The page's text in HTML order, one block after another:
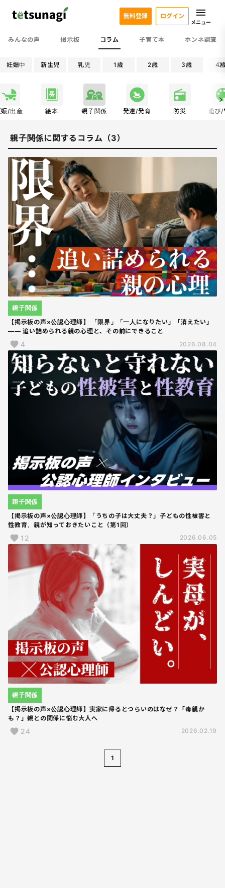
みんなの声 掲示板 コラム 子育て本 ホンネ調査
無料登録 ログイン
メニュー
妊娠中 新生児 乳児 1歳 2歳 3歳 4
娠/出産 絵本 親子関係 発達/発育 防災 遊び/
親子関係に関するコラム（3）
【掲示板の声×公認心理師】 「限界」「一人になりたい」「消えたい」
―― 追い詰められる親の心理と、その前にできること
親子関係
4 2026.08.04
【掲示板の声×公認心理師】「うちの子は大丈夫？」子どもの性被害と
性教育、親が知っておきたいこと（第1回）
親子関係
12 2026.06.05
【掲示板の声×公認心理師】実家に帰るとつらいのはなぜ？「毒親か
も？」親との関係に悩む大人へ
親子関係
24 2026.02.19
1